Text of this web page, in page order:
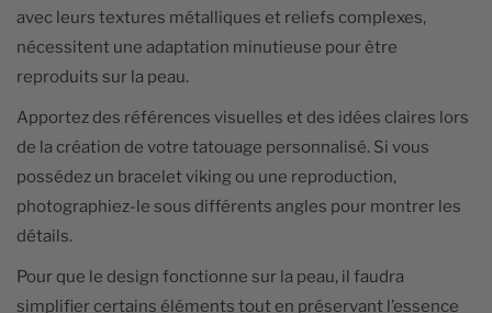
avec leurs textures métalliques et reliefs complexes,
nécessitent une adaptation minutieuse pour être
reproduits sur la peau.
Apportez des références visuelles et des idées claires lors
de la création de votre tatouage personnalisé. Si vous
possédez un bracelet viking ou une reproduction,
photographiez-le sous différents angles pour montrer les
détails.
Pour que le design fonctionne sur la peau, il faudra
simplifier certains éléments tout en préservant l’essence